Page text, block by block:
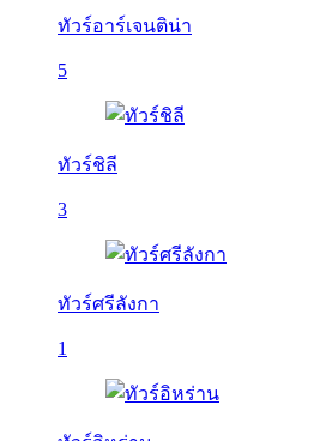
ทัวร์อาร์เจนติน่า
5
ทัวร์ชิลี
3
ทัวร์ศรีลังกา
1